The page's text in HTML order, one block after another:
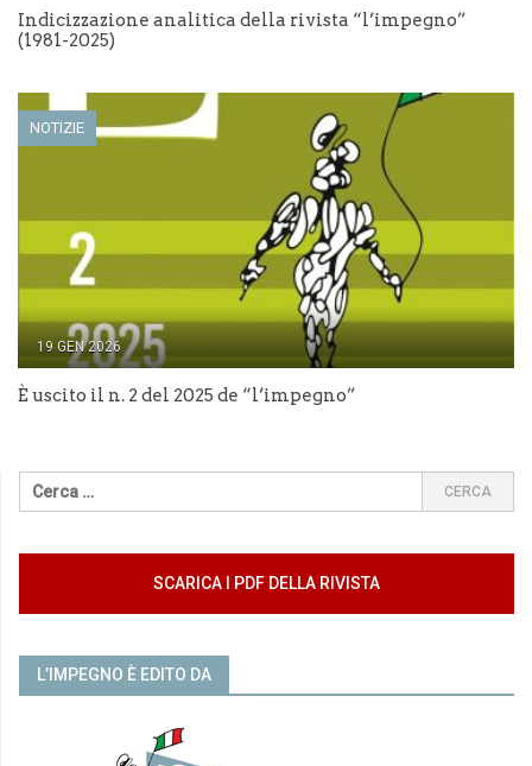
Indicizzazione analitica della rivista “l’impegno”
(1981-2025)
NOTIZIE
19 GEN 2026
È uscito il n. 2 del 2025 de “l’impegno”
SCARICA I PDF DELLA RIVISTA
L’IMPEGNO È EDITO DA